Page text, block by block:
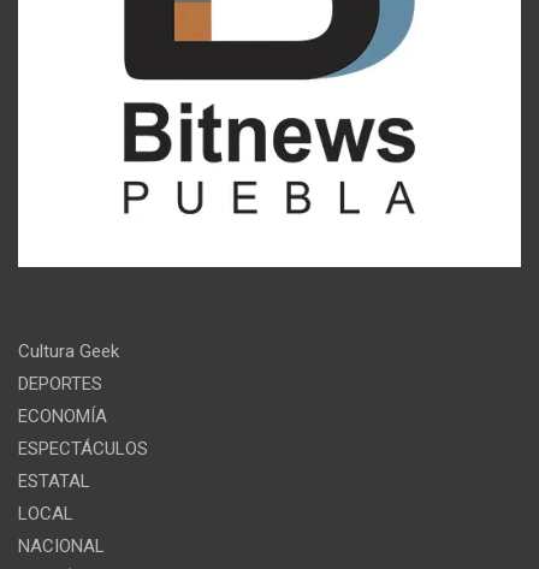
Cultura Geek
DEPORTES
ECONOMÍA
ESPECTÁCULOS
ESTATAL
LOCAL
NACIONAL